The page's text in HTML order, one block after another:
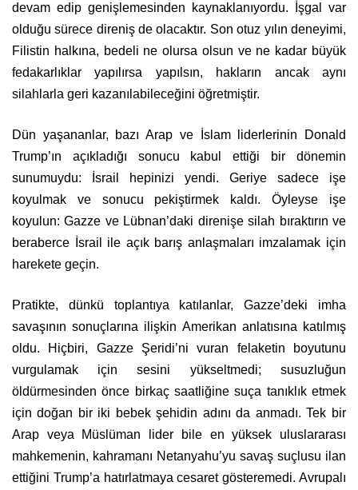
devam edip genişlemesinden kaynaklanıyordu. İşgal var
olduğu sürece direniş de olacaktır. Son otuz yılın deneyimi,
Filistin halkına, bedeli ne olursa olsun ve ne kadar büyük
fedakarlıklar yapılırsa yapılsın, hakların ancak aynı
silahlarla geri kazanılabileceğini öğretmiştir.
Dün yaşananlar, bazı Arap ve İslam liderlerinin Donald
Trump’ın açıkladığı sonucu kabul ettiği bir dönemin
sunumuydu: İsrail hepinizi yendi. Geriye sadece işe
koyulmak ve sonucu pekiştirmek kaldı. Öyleyse işe
koyulun: Gazze ve Lübnan’daki direnişe silah bıraktırın ve
beraberce İsrail ile açık barış anlaşmaları imzalamak için
harekete geçin.
Pratikte, dünkü toplantıya katılanlar, Gazze’deki imha
savaşının sonuçlarına ilişkin Amerikan anlatısına katılmış
oldu. Hiçbiri, Gazze Şeridi’ni vuran felaketin boyutunu
vurgulamak için sesini yükseltmedi; susuzluğun
öldürmesinden önce birkaç saatliğine suça tanıklık etmek
için doğan bir iki bebek şehidin adını da anmadı. Tek bir
Arap veya Müslüman lider bile en yüksek uluslararası
mahkemenin, kahramanı Netanyahu’yu savaş suçlusu ilan
ettiğini Trump’a hatırlatmaya cesaret gösteremedi. Avrupalı